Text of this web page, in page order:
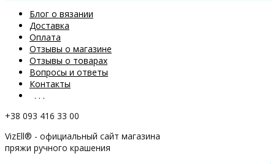
Блог о вязании
Доставка
Оплата
Отзывы о магазине
Отзывы о товарах
Вопросы и ответы
Контакты
. . .
+38 093 416 33 00
VizEll® - официальный сайт магазина
пряжи ручного крашения